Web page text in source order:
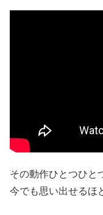
その動作ひとつひと
今でも思い出せるほ